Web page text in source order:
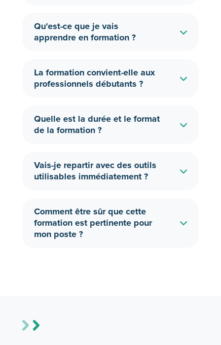
Qu'est-ce que je vais
apprendre en formation ?
La formation convient-elle aux
professionnels débutants ?
Quelle est la durée et le format
de la formation ?
Vais-je repartir avec des outils
utilisables immédiatement ?
Comment être sûr que cette
formation est pertinente pour
mon poste ?